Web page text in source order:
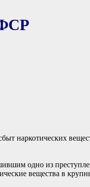
наркотических
одно из
вещества в